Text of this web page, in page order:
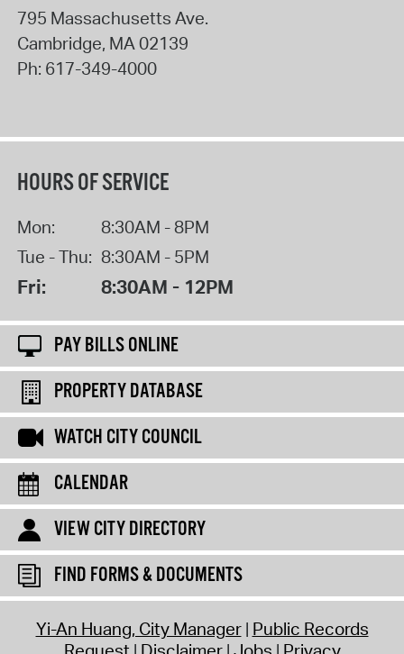
795 Massachusetts Ave.
Cambridge, MA02139
Ph: 617-349-4000
HOURS OF SERVICE
Mon:
8:30AM - 8PM
Tue - Thu: 8:30AM - 5PM
Fri: 8:30AM - 12PM
PAY BILLS ONLINE
PROPERTY DATABASE
WATCH CITY COUNCIL
CALENDAR
VIEW CITY DIRECTORY
FIND FORMS & DOCUMENTS
Yi-An Huang, City Manager Public Records